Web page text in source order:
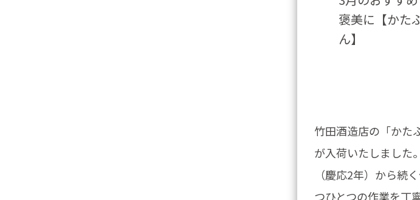
褒美に【かた
ん】
竹田酒造店の「かた
が入荷いたしました
（慶応2年）から続
つひとつの作業を丁